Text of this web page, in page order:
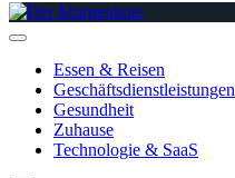
Essen & Reisen
Geschäftsdienstleistungen
Gesundheit
Zuhause
Technologie & SaaS